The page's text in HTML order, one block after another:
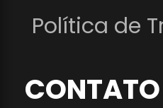
Política de
CONTATO